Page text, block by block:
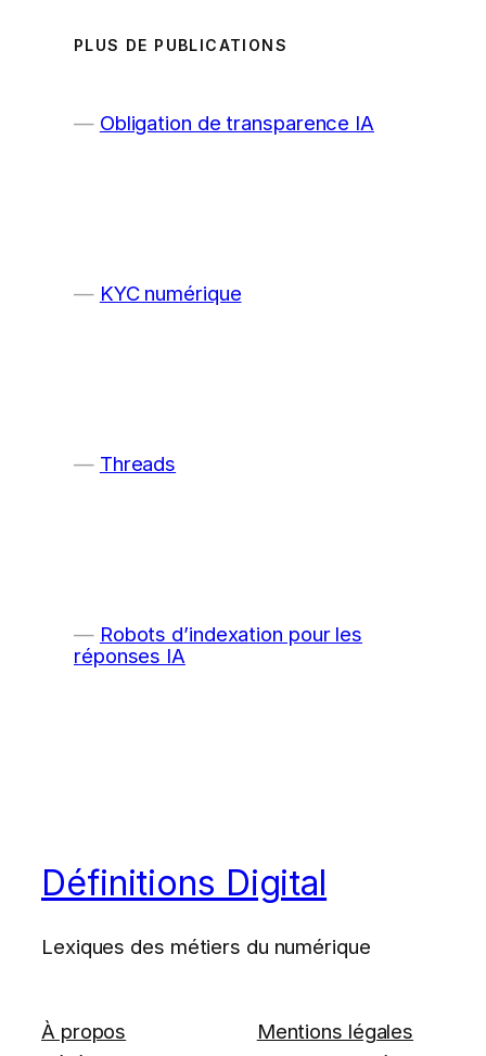
PLUS DE PUBLICATIONS
Obligation de transparence IA
KYC numérique
Threads
Robots d’indexation pour les
réponses IA
Définitions Digital
Lexiques des métiers du numérique
À propos
Mentions légales